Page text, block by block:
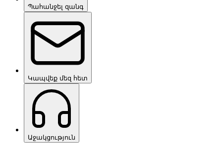
Պահանջել զանգ
Կապվեք մեզ հետ
Աջակցություն